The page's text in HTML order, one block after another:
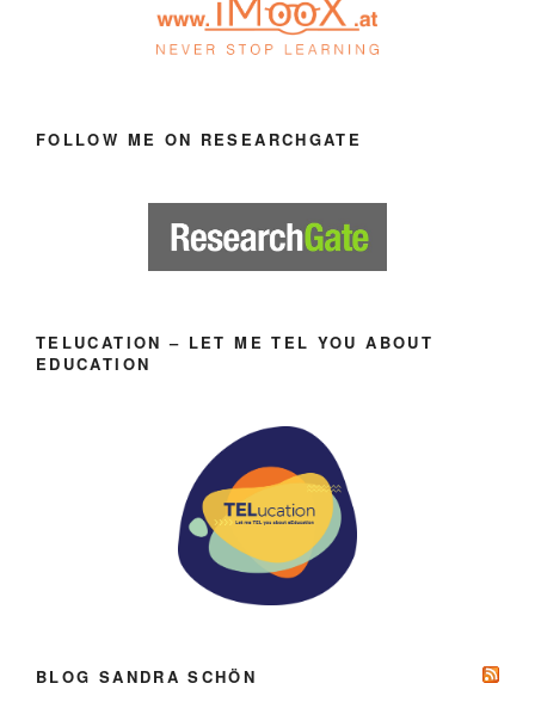
FOLLOW ME ON RESEARCHGATE
TELUCATION – LET ME TEL YOU ABOUT
EDUCATION
BLOG SANDRA SCHÖN